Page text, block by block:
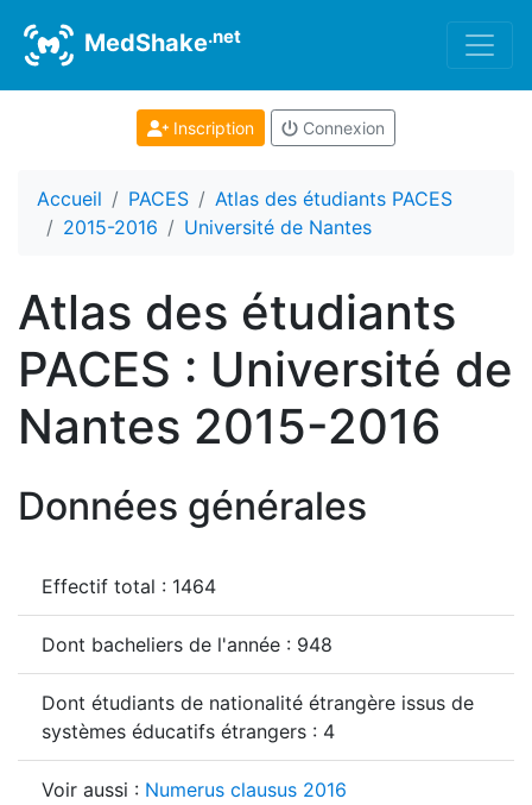
MedShake.net
Inscription Connexion
Accueil PACES
Atlas des étudiants PACES
2015-2016
Université de Nantes
Atlas des étudiants
PACES : Université de
Nantes 2015-2016
Données générales
Effectif total : 1464
Dont bacheliers de l'année : 948
Dont étudiants de nationalité étrangère issus de
systèmes éducatifs étrangers : 4
Voir aussi : Numerus clausus 2016